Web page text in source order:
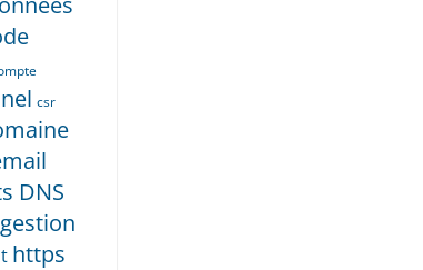
csr
DNS
gestion
https